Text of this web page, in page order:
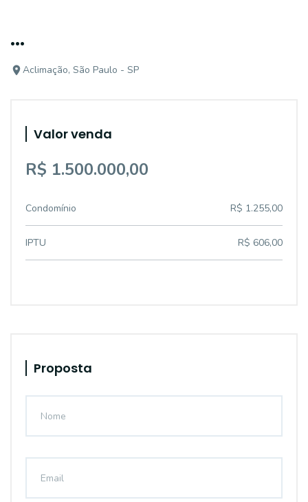
...
Aclimação, São Paulo - SP
Valor venda
R$ 1.500.000,00
Condomínio R$ 1.255,00
IPTU R$ 606,00
Proposta